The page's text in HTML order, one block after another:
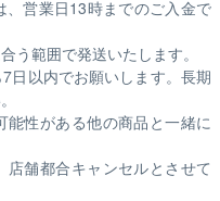
営業日13時までのご入金で
う範囲で発送いたします。
日以内でお願いします。長期
性がある他の商品と一緒に
舗都合キャンセルとさせて